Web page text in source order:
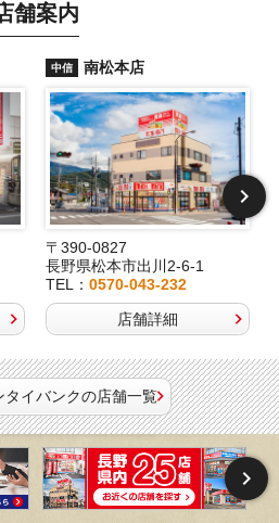
舗案内
中信 南松本店
〒390-0827
長野県松本市出川2-6-1
TEL：0570-043-232
店舗詳細
タイバンクの店舗一覧